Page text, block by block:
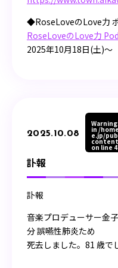
◆RoseLoveのLove力
RoseLoveのLove力
2025年10月18日(土)
2025.10.08
Warning
in /
e.jp/
on line
訃報
訃報
音楽プロデューサー金
分 誤嚥性肺炎ため
死去しました。81 歳で